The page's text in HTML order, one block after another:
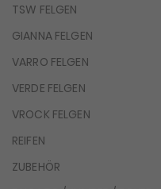
TSW FELGEN
GIANNA FELGEN
VARRO FELGEN
VERDE FELGEN
VROCK FELGEN
REIFEN
ZUBEHÖR